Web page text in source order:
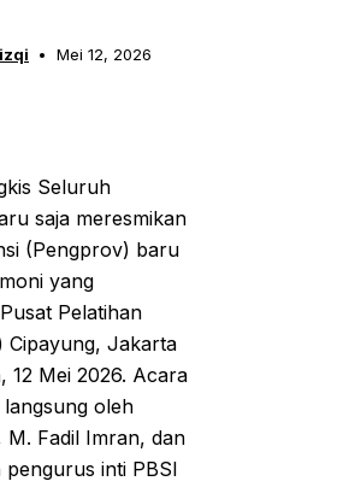
Mei 12, 2026
Seluruh
saja meresmikan
(Pengprov) baru
yang
Pelatihan
Cipayung, Jakarta
12 Mei 2026. Acara
oleh
M. Fadil Imran, dan
pengurus inti PBSI